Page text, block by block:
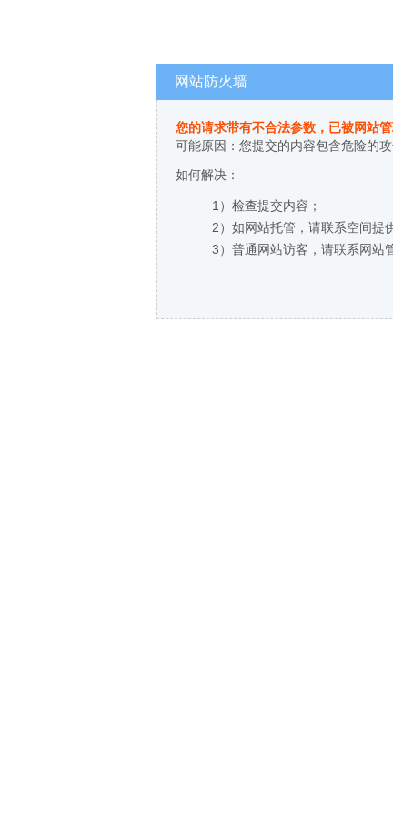
网站防火墙
您的请求带有不合法参数，已被网站
可能原因：您提交的内容包含危险的
如何解决：
1）检查提交内容；
2）如网站托管，请联系空间提
3）普通网站访客，请联系网站